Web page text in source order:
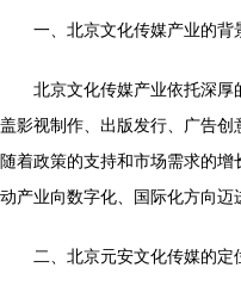
一、北京文化传媒产业的背
北京文化传媒产业依托深厚
盖影视制作、出版发行、广告创
随着政策的支持和市场需求的
动产业向数字化、国际化方向迈
二、北京元安文化传媒的定